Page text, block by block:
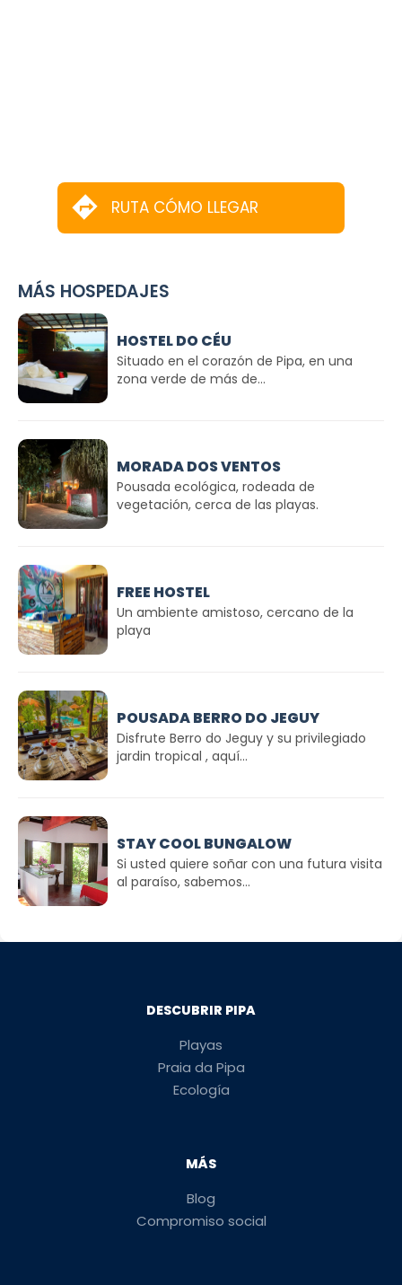
RUTA CÓMO LLEGAR
MÁS HOSPEDAJES
HOSTEL DO CÉU
Situado en el corazón de Pipa, en una
zona verde de más de...
MORADA DOS VENTOS
Pousada ecológica, rodeada de
vegetación, cerca de las playas.
FREE HOSTEL
Un ambiente amistoso, cercano de la
playa
POUSADA BERRO DO JEGUY
Disfrute Berro do Jeguy y su privilegiado
jardin tropical , aquí...
STAY COOL BUNGALOW
Si usted quiere soñar con una futura visita
al paraíso, sabemos...
DESCUBRIR PIPA
Playas
Praia da Pipa
Ecología
MÁS
Blog
Compromiso social